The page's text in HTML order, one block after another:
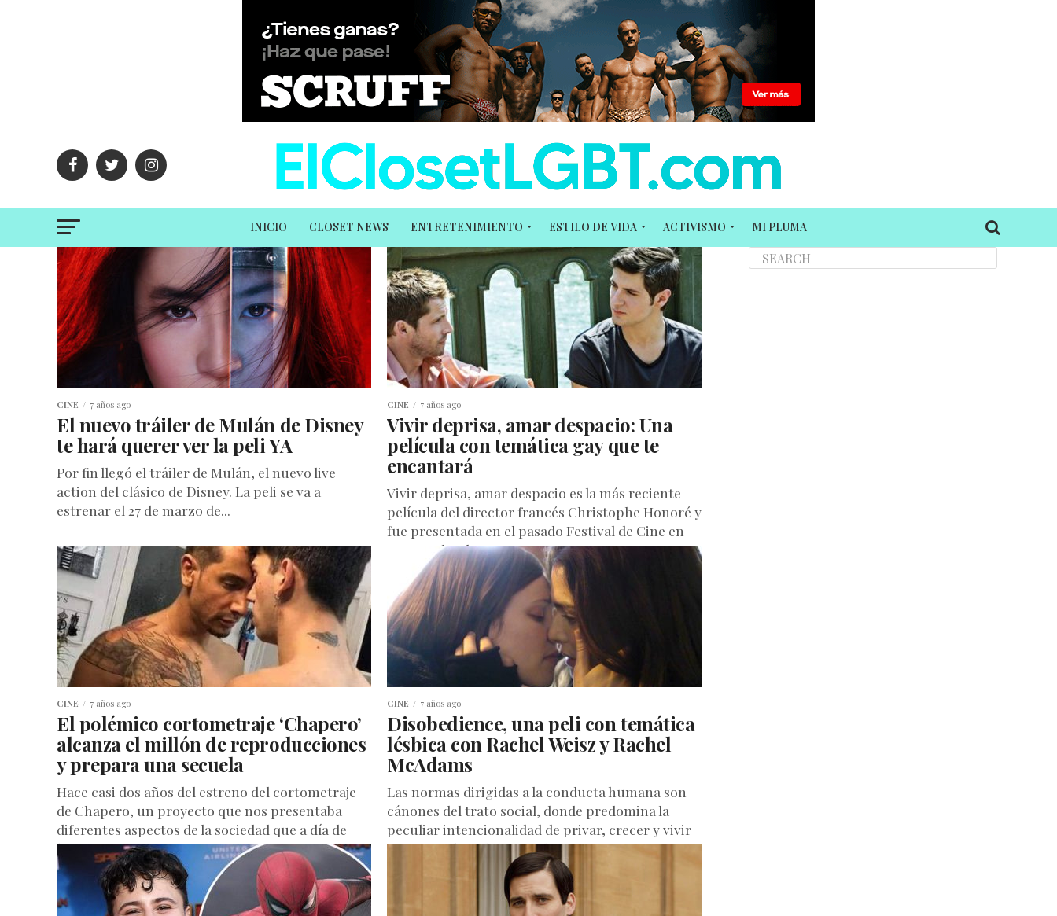
INICIO CLOSET NEWS ENTRETENIMIENTO ESTILO DE VIDA ACTIVISMO MI PLUMA
CINE 7 años ago
El nuevo tráiler de Mulán de Disney
te hará querer ver la peli YA
Por fin llegó el tráiler de Mulán, el nuevo live
action del clásico de Disney. La peli se va a
estrenar el 27 de marzo de...
CINE 7 años ago
Vivir deprisa, amar despacio: Una
película con temática gay que te
encantará
Vivir deprisa, amar despacio es la más reciente
película del director francés Christophe Honoré y
fue presentada en el pasado Festival de Cine en
Cannes donde...
CINE 7 años ago
El polémico cortometraje ‘Chapero’
alcanza el millón de reproducciones
y prepara una secuela
Hace casi dos años del estreno del cortometraje
de Chapero, un proyecto que nos presentaba
diferentes aspectos de la sociedad que a día de
hoy siguen...
CINE 7 años ago
Disobedience, una peli con temática
lésbica con Rachel Weisz y Rachel
McAdams
Las normas dirigidas a la conducta humana son
cánones del trato social, donde predomina la
peculiar intencionalidad de privar, crecer y vivir
en un combinado marcado...